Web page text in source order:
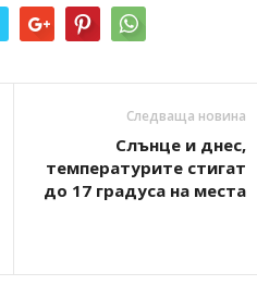
Следваща новина
Слънце и днес,
температурите стигат
до 17 градуса на места